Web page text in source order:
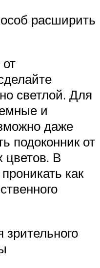
расширить
светлой. Для
и
даже
подоконник от
цветов. В
как